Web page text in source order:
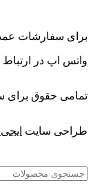
واتس اپ در ارتباط
تمامی حقوق
طراحی سایت